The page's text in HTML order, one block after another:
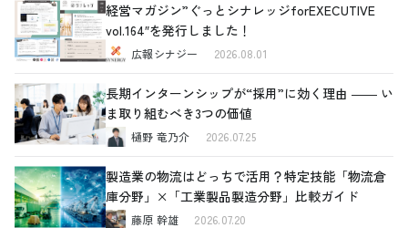
経営マガジン”ぐっとシナレッジforEXECUTIVE
vol.164″を発行しました！
広報シナジー 2026.08.01
長期インターンシップが“採用”に効く理由 ―― い
ま取り組むべき3つの価値
樋野 竜乃介 2026.07.25
製造業の物流はどっちで活用？特定技能「物流倉
庫分野」×「工業製品製造分野」比較ガイド
藤原 幹雄 2026.07.20